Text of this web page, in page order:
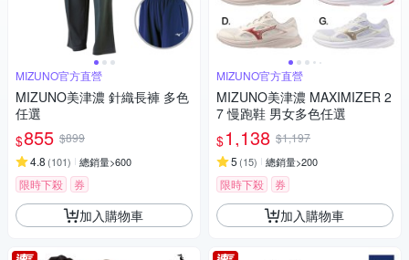
MIZUNO官方直營
MIZUNO美津濃 針織長褲 多色
任選
$855 $899
4.8 (101) 總銷量>600
限時下殺 券
加入購物車
MIZUNO官方直營
MIZUNO美津濃 MAXIMIZER 2
7 慢跑鞋 男女多色任選
$1,138 $1,197
5 (15) 總銷量>200
限時下殺 券
加入購物車